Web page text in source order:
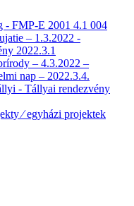
- FMP-E 2001 4.1 004
– 1.3.2022 -
2022.3.1
– 4.3.2022 –
nap – 2022.3.4.
- Tállyai rendezvény
⁄ egyházi projektek